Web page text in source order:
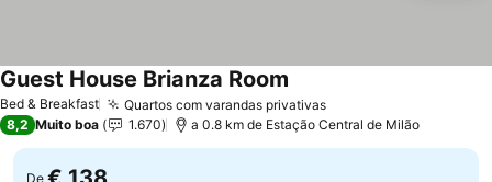
Bed & Breakfast Quartos com varandas privativasVer preços
Guest House Brianza Room
8,2 Muito boa 1.670 a 0.8 km de Estação Central de Milão
De